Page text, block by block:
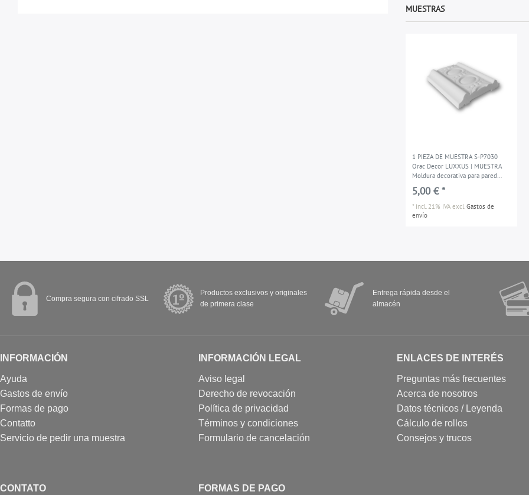
MUESTRAS
1 PIEZA DE MUESTRA S-P7030
Orac Decor LUXXUS | MUESTRA
Moldura decorativa para pared
Longitud aprox 10 cm
5,00 € *
* incl. 21% IVA excl.Gastos de
envío
Compra segura con cifrado SSL
Productos exclusivos y originales
de primera clase
Entrega rápida desde el
almacén
INFORMACIÓN
Ayuda
Gastos de envío
Formas de pago
Contatto
Servicio de pedir una muestra
INFORMACIÓN LEGAL
Aviso legal
Derecho de revocación
Política de privacidad
Términos y condiciones
Formulario de cancelación
ENLACES DE INTERÉS
Preguntas más frecuentes
Acerca de nosotros
Datos técnicos / Leyenda
Cálculo de rollos
Consejos y trucos
CONTATO FORMAS DE PAGO